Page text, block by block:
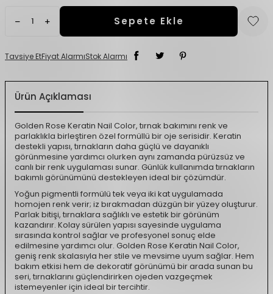
Sepete Ekle
Tavsiye EtFiyat AlarmıStok Alarmı
Ürün Açıklaması
Golden Rose Keratin Nail Color, tırnak bakımını renk ve
parlaklıkla birleştiren özel formüllü bir oje serisidir. Keratin
destekli yapısı, tırnakların daha güçlü ve dayanıklı
görünmesine yardımcı olurken aynı zamanda pürüzsüz ve
canlı bir renk uygulaması sunar. Günlük kullanımda tırnakların
bakımlı görünümünü destekleyen ideal bir çözümdür.
Yoğun pigmentli formülü tek veya iki kat uygulamada
homojen renk verir; iz bırakmadan düzgün bir yüzey oluşturur.
Parlak bitişi, tırnaklara sağlıklı ve estetik bir görünüm
kazandırır. Kolay sürülen yapısı sayesinde uygulama
sırasında kontrol sağlar ve profesyonel sonuç elde
edilmesine yardımcı olur. Golden Rose Keratin Nail Color,
geniş renk skalasıyla her stile ve mevsime uyum sağlar. Hem
bakım etkisi hem de dekoratif görünümü bir arada sunan bu
seri, tırnaklarını güçlendirirken ojeden vazgeçmek
istemeyenler için ideal bir tercihtir.